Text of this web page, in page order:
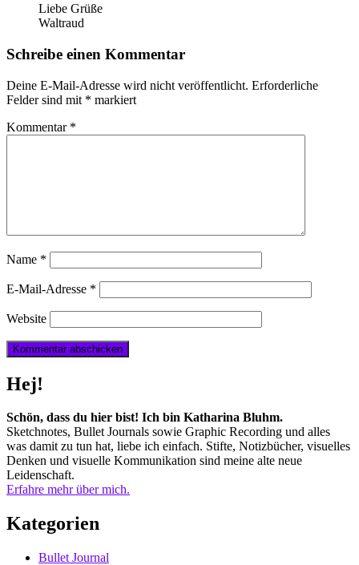
Liebe Grüße
Waltraud
Schreibe einen Kommentar
Deine E-Mail-Adresse wird nicht veröffentlicht. Erforderliche
Felder sind mit * markiert
Kommentar *
Name *
E-Mail-Adresse *
Website
Hej!
Schön, dass du hier bist! Ich bin Katharina Bluhm.
Sketchnotes, Bullet Journals sowie Graphic Recording und alles
was damit zu tun hat, liebe ich einfach. Stifte, Notizbücher, visuelles
Denken und visuelle Kommunikation sind meine alte neue
Leidenschaft.
Erfahre mehr über mich.
Kategorien
Bullet Journal